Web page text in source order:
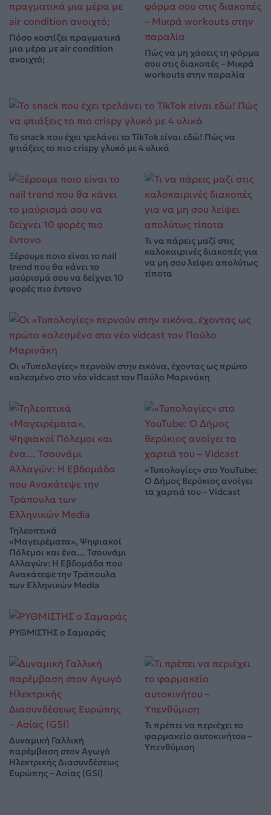
Πόσο κοστίζει πραγματικά
μια μέρα με air condition
ανοιχτό;
Πώς να μη χάσεις τη φόρμα
σου στις διακοπές – Μικρά
workouts στην παραλία
Το snack που έχει τρελάνει το TikTok είναι εδώ! Πώς να
φτιάξεις το πιο crispy γλυκό με 4 υλικά
Ξέρουμε ποιο είναι το nail
trend που θα κάνει το
μαύρισμά σου να δείχνει 10
φορές πιο έντονο
Τι να πάρεις μαζί στις
καλοκαιρινές διακοπές για
να μη σου λείψει απολύτως
τίποτα
Οι «Τυπολογίες» περνούν στην εικόνα, έχοντας ως πρώτο
καλεσμένο στο νέο vidcast τον Παύλο Μαρινάκη
Τηλεοπτικά
«Μαγειρέματα», Ψηφιακοί
Πόλεμοι και ένα… Τσουνάμι
Αλλαγών: Η Εβδομάδα που
Ανακάτεψε την Τράπουλα
των Ελληνικών Media
«Τυπολογίες» στο YouTube:
Ο Δήμος Βερύκιος ανοίγει
τα χαρτιά του – Vidcast
ΡΥΘΜΙΣΤΗΣ ο Σαμαράς
Δυναμική Γαλλική
παρέμβαση στον Αγωγό
Ηλεκτρικής Διασυνδέσεως
Ευρώπης – Ασίας (GSI)
Τι πρέπει να περιέχει το
φαρμακείο αυτοκινήτου –
Υπενθύμιση